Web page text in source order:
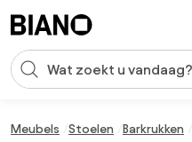
Zoekopdracht invoeren
Meubels Stoelen Barkrukken